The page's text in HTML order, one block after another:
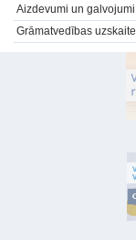
Aizdevumi un galvojumi
Grāmatvedības uzskaite